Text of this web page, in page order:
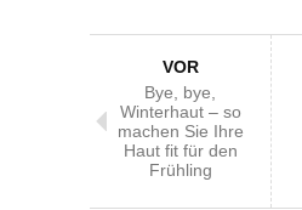
VOR
Bye, bye,
Winterhaut – so
machen Sie Ihre
Haut fit für den
Frühling